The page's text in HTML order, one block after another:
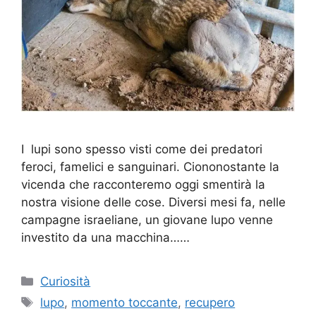
I lupi sono spesso visti come dei predatori
feroci, famelici e sanguinari. Ciononostante la
vicenda che racconteremo oggi smentirà la
nostra visione delle cose. Diversi mesi fa, nelle
campagne israeliane, un giovane lupo venne
investito da una macchina……
Categorie
Curiosità
Tag
lupo, momento toccante, recupero